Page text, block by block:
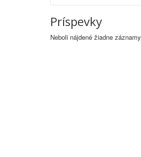
Príspevky
Neboli nájdené žiadne záznamy